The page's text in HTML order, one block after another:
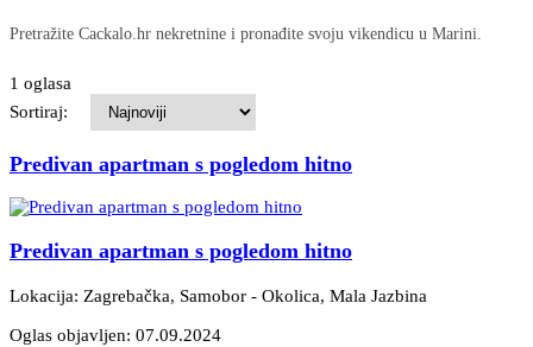
Pretražite Cackalo.hr nekretnine i pronađite svoju vikendicu u Marini.
1 oglasa
Sortiraj:
Predivan apartman s pogledom hitno
Predivan apartman s pogledom hitno
Lokacija: Zagrebačka, Samobor - Okolica, Mala Jazbina
Oglas objavljen: 07.09.2024